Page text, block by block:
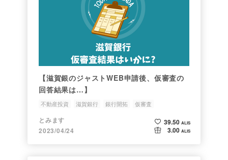
【滋賀銀のジャストWEB申請後、仮審査の
回答結果は…】
不動産投資 滋賀銀行 銀行開拓 仮審査
とみます
2023/04/24
39.50 ALIS
3.00 ALIS